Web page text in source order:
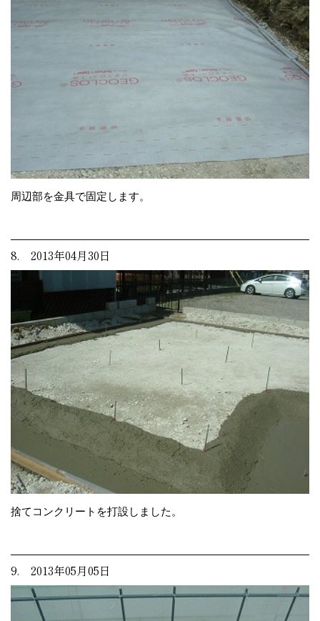
周辺部を金具で固定します。
8. 2013年04月30日
捨てコンクリートを打設しました。
9. 2013年05月05日